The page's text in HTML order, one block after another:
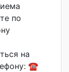
по
на
☎️